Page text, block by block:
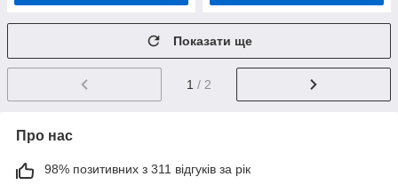
Показати ще
1 / 2
Про нас
98% позитивних з 311 відгуків за рік